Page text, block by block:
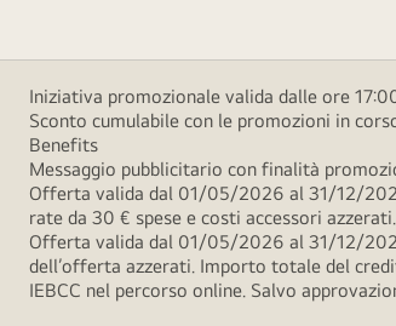
Iniziativa promozionale valida dalle ore
Sconto cumulabile con le promozioni in
Benefits
Messaggio pubblicitario con finalità
Offerta valida dal 01/05/2026 al 31/12/
rate da 30 € spese e costi accessori
Offerta valida dal 01/05/2026 al 31/12/
dell’offerta azzerati. Importo totale del
IEBCC nel percorso online. Salvo